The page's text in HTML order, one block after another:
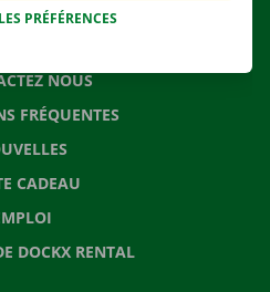
NOUS
FRÉQUENTES
CADEAU
DOCKX RENTAL
PRÉFÉRENCES